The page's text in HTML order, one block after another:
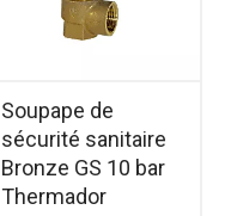
Soupape de
sécurité sanitaire
Bronze GS 10 bar
Thermador